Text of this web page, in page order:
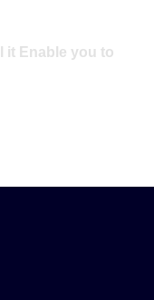
it Enable you to